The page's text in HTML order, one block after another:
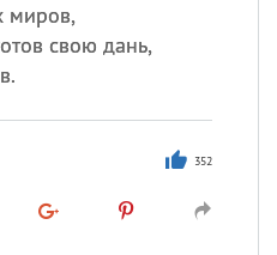
миров,
свою дань,
352
маяка
Годовщина битвы при
Все
Сегодня празднуют именины